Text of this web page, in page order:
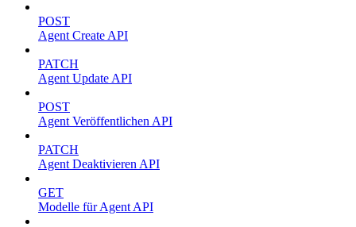
POST
Agent Create API
PATCH
Agent Update API
POST
Agent Veröffentlichen API
PATCH
Agent Deaktivieren API
GET
Modelle für Agent API